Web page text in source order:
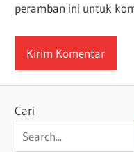
peramban ini untuk
Cari